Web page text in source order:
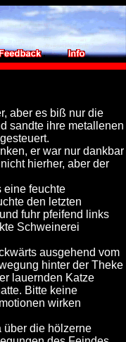
aber es biß nur die
sandte ihre metallenen
er war nur dankbar
hierher, aber der
eine feuchte
den letzten
fuhr pfeifend links
Schweinerei
ausgehend vom
hinter der Theke
lauernden Katze
Bitte keine
wirken
über die hölzerne